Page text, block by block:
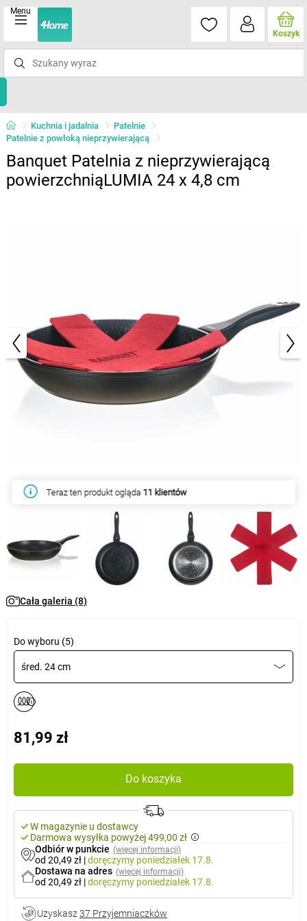
Menu
Koszyk
Kuchnia i jadalnia
Patelnie
Patelnie z powłoką nieprzywierającą
Banquet Patelnia z nieprzywierającą
powierzchniąLUMIA 24 x 4,8 cm
Teraz ten produkt ogląda 11 klientów
Cała galeria (8)
Do wyboru (5)
śred. 24 cm
81,99 zł
Do koszyka
W magazynie u dostawcy
Darmowa wysyłka powyżej 499,00 zł
Odbiór w punkcie (więcej informacji)
od 20,49 zł |doręczymy poniedziałek 17.8.
Dostawa na adres (więcej informacji)
od 20,49 zł |doręczymy poniedziałek 17.8.
Uzyskasz 37 Przyjemniaczków